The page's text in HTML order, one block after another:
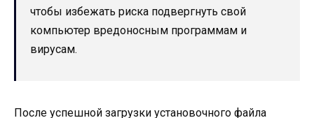
чтобы избежать риска подвергнуть свой
компьютер вредоносным программам и
вирусам.
После успешной загрузки установочного файла